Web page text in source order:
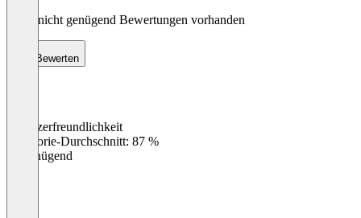
Noch nicht genügend Bewertungen vorhanden
Bewerten
Benutzerfreundlichkeit
Kategorie-Durchschnitt: 87 %
Ungenügend